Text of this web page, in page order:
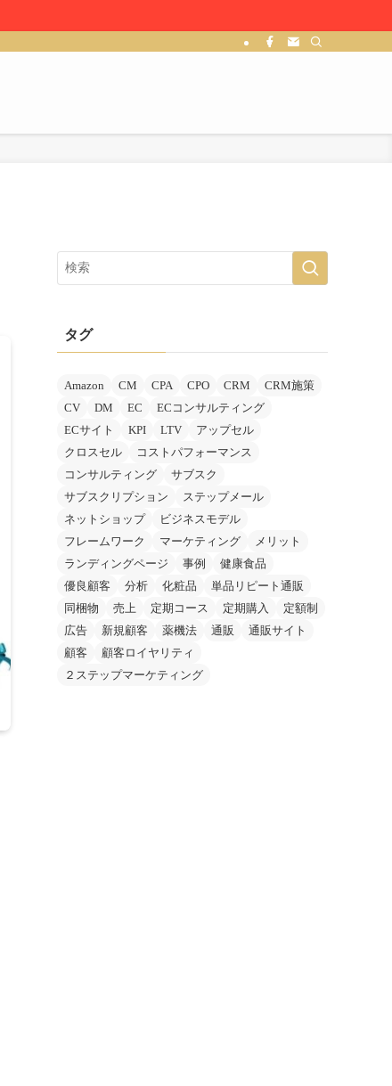
タグ
Amazon CM CPA CPO CRM
CRM施策
CV
DM EC
ECコンサルティング
ECサイト
KPI LTV
アップセル
クロスセル
コストパフォーマンス
コンサルティング
サブスク
サブスクリプション
ステップメール
ネットショップ
ビジネスモデル
フレームワーク
マーケティング
メリット
ランディングページ
事例
健康食品
優良顧客
分析 化粧品
単品リピート通販
同梱物
売上 定期コース 定期購入
定額制
広告
新規顧客 薬機法 通販
通販サイト
顧客
顧客ロイヤリティ
２ステップマーケティング